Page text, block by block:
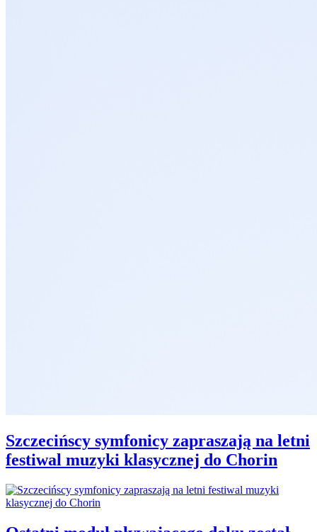
Szczecińscy symfonicy zapraszają na letni
festiwal muzyki klasycznej do Chorin